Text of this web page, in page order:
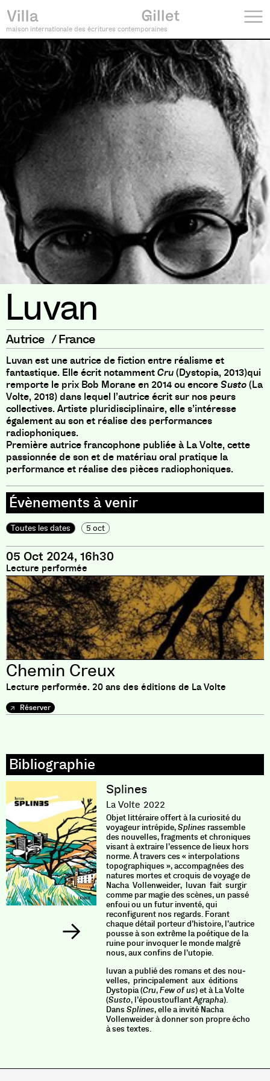
maison internationale des écritures contemporaines
Luvan
Autrice /France
Luvan est une autrice de fiction entre réalisme et
fantastique. Elle écrit notammentCru(Dystopia, 2013)qui
remporte le prix Bob Morane en 2014 ou encoreSusto(La
Volte, 2018) dans lequel l’autrice écrit sur nos peurs
collectives. Artiste pluridisciplinaire, elle s’intéresse
également au son et réalise des performances
radiophoniques.
Première autrice francophone publiée à La Volte, cette
passionnée de son et de matériau oral pratique la
performance et réalise des pièces radiophoniques.
Toutes les dates 5 oct
05 Oct 2024, 16h30
Lecture performée
Chemin Creux
Lecture performée. 20 ans des éditions de La Volte
Réserver
Splines
La Volte 2022
Objet littéraire offert à la curiosité du
voyageur intrépide,Splinesrassemble
des nouvelles, fragments et chroniques
visant à extraire l’essence de lieux hors
norme. À travers ces « interpolations
topographiques », accompagnées des
natures mortes et croquis de voyage de
Nacha Vollenweider, luvan fait surgir
comme par magie des scènes, un passé
enfoui ou un futur inventé, qui
reconfigurent nos regards. Forant
chaque détail porteur d’histoire, l’autrice
pousse à son extrême la poétique de la
ruine pour invoquer le monde malgré
nous, aux confins de l’utopie.
luvan a publié des romans et des nou­
velles, principalement aux éditions
Dystopia (Cru,Few of us) et à La Volte
(Susto, l’époustouflantAgrapha).
Dans Splines, elle a invité Nacha
Vollenweider à donner son propre écho
à ses textes.